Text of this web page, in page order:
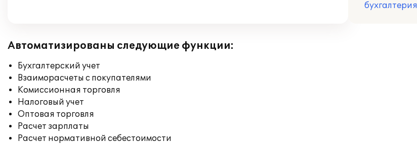
бухгалтерия
Автоматизированы следующие функции:
Бухгалтерский учет
Взаиморасчеты с покупателями
Комиссионная торговля
Налоговый учет
Оптовая торговля
Расчет зарплаты
Расчет нормативной себестоимости